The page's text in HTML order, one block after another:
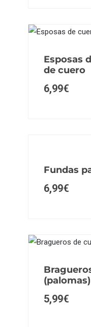
Esposas
de cuero
6,99€
Fundas
6,99€
(palomas)
5,99€